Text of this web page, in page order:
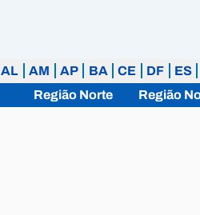
AL AM AP BA CE DF ES
Região Norte
Região